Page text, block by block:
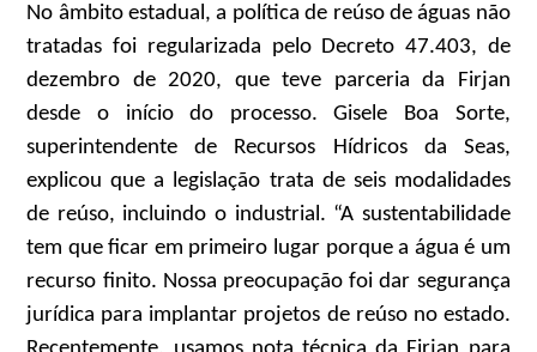
No âmbito estadual, a política de reúso de águas não
tratadas foi regularizada pelo Decreto 47.403, de
dezembro de 2020, que teve parceria da Firjan
desde o início do processo. Gisele Boa Sorte,
superintendente de Recursos Hídricos da Seas,
explicou que a legislação trata de seis modalidades
de reúso, incluindo o industrial. “A sustentabilidade
tem que ficar em primeiro lugar porque a água é um
recurso finito. Nossa preocupação foi dar segurança
jurídica para implantar projetos de reúso no estado.